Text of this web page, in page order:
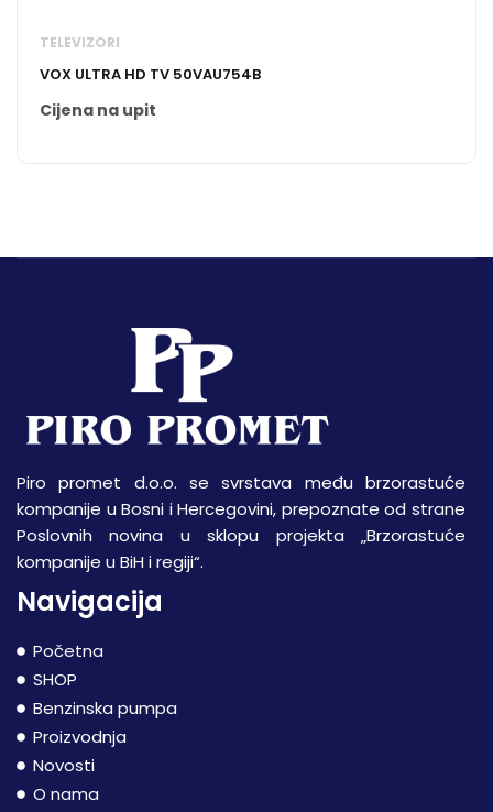
TELEVIZORI
VOX ULTRA HD TV 50VAU754B
Cijena na upit
Piro promet d.o.o. se svrstava među brzorastuće
kompanije u Bosni i Hercegovini, prepoznate od strane
Poslovnih novina u sklopu projekta „Brzorastuće
kompanije u BiH i regiji“.
Navigacija
Početna
SHOP
Benzinska pumpa
Proizvodnja
Novosti
O nama